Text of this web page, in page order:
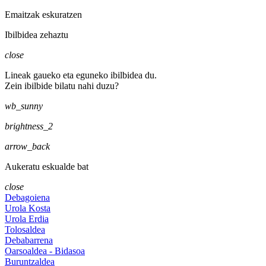
Emaitzak eskuratzen
Ibilbidea zehaztu
close
Lineak gaueko eta eguneko ibilbidea du.
Zein ibilbide bilatu nahi duzu?
wb_sunny
brightness_2
arrow_back
Aukeratu eskualde bat
close
Debagoiena
Urola Kosta
Urola Erdia
Tolosaldea
Debabarrena
Oarsoaldea - Bidasoa
Buruntzaldea